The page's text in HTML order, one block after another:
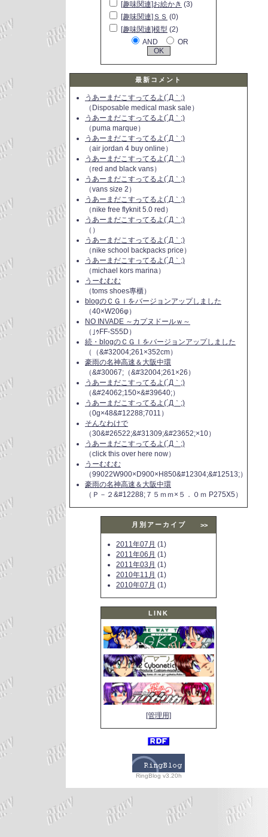
[趣味関連]お絵かき (3)
[趣味関連]ＳＳ (0)
[趣味関連]模型 (2)
AND
OR
最新コメント
うあーまだこすってるよ(´Д｀;)
（Disposable medical mask sale）
うあーまだこすってるよ(´Д｀;)
（puma marque）
うあーまだこすってるよ(´Д｀;)
（air jordan 4 buy online）
うあーまだこすってるよ(´Д｀;)
（red and black vans）
うあーまだこすってるよ(´Д｀;)
（vans size 2）
うあーまだこすってるよ(´Д｀;)
（nike free flyknit 5.0 red）
うあーまだこすってるよ(´Д｀;)
（）
うあーまだこすってるよ(´Д｀;)
（nike school backpacks price）
うあーまだこすってるよ(´Д｀;)
（michael kors marina）
うーむむむ
（toms shoes專櫃）
blogのＣＧＩをバージョンアップしました
（40×W206φ）
NO INVADE ～カプヌドールｗ～
（｣ｩFF-S55D）
続・blogのＣＧＩをバージョンアップしました
（（&#32004;261×352cm）
豪雨の名神高速＆大阪中環
（&#30067;（&#32004;261×26）
うあーまだこすってるよ(´Д｀;)
（&#24062;150×&#39640;）
うあーまだこすってるよ(´Д｀;)
（0g×48&#12288;7011）
そんなわけで
（30&#26522;&#31309;&#23652;×10）
うあーまだこすってるよ(´Д｀;)
（click this over here now）
うーむむむ
（99022W900×D900×H850&#12304;&#12513;）
豪雨の名神高速＆大阪中環
（Ｐ－２&#12288;７５ｍｍ×５．０ｍ P275X5）
月別アーカイブ >>
2011年07月 (1)
2011年06月 (1)
2011年03月 (1)
2010年11月 (1)
2010年07月 (1)
LINK
[管理用]
RingBlog v3.20h